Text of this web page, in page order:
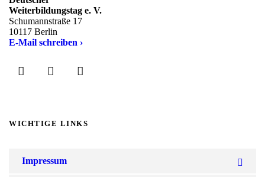
Weiterbildungstag e. V.
Schumannstraße 17
10117 Berlin
E-Mail schreiben ›
WICHTIGE LINKS
Impressum